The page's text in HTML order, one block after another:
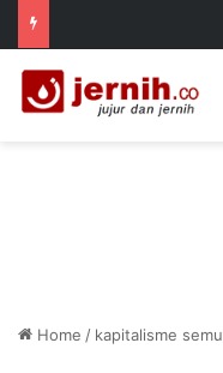
Home / kapitalisme semu